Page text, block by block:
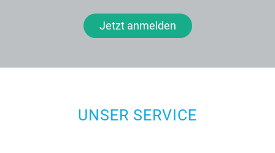
Jetzt anmelden
UNSER SERVICE